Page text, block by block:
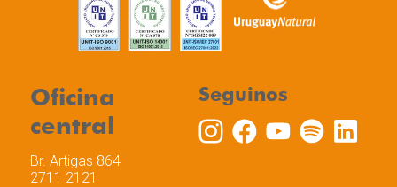
Oficina
central
Br. Artigas 864
2711 2121
Seguinos